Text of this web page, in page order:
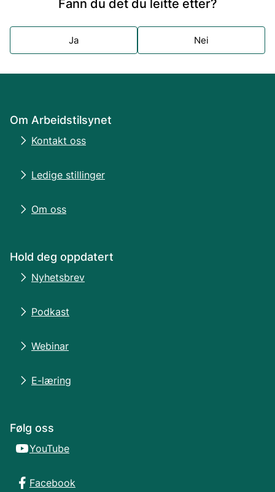
Fann du det du leitte etter?
Ja Nei
Om Arbeidstilsynet
Kontakt oss
Ledige stillinger
Om oss
Hold deg oppdatert
Nyhetsbrev
Podkast
Webinar
E-læring
Følg oss
YouTube
Facebook